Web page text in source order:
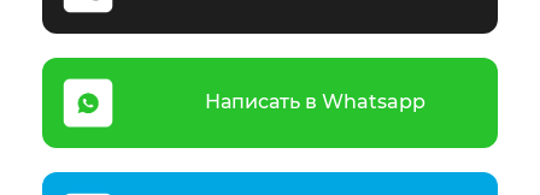
Написать в Whatsapp